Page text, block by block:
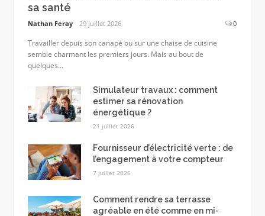
sa santé
Nathan Feray 29 juillet 2026 0
Travailler depuis son canapé ou sur une chaise de cuisine
semble charmant les premiers jours. Mais au bout de
quelques...
Simulateur travaux : comment
estimer sa rénovation
énergétique ?
21 juillet 2026
Fournisseur d’électricité verte : de
l’engagement à votre compteur
7 juillet 2026
Comment rendre sa terrasse
agréable en été comme en mi-